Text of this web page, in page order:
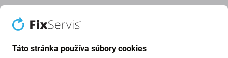
Popis a špecifikácia Doprava a vrátenie
Táto stránka používa súbory cookies